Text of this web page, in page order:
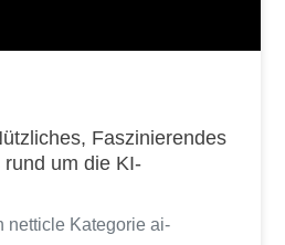
Faszinierendes
um die KI-
netticle Kategorie ai-